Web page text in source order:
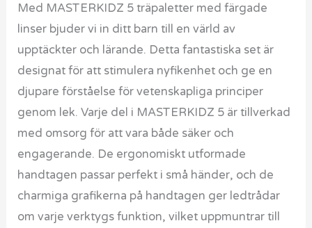
Med MASTERKIDZ 5 träpaletter med färgade
linser bjuder vi in ditt barn till en värld av
upptäckter och lärande. Detta fantastiska set är
designat för att stimulera nyfikenhet och ge en
djupare förståelse för vetenskapliga principer
genom lek. Varje del i MASTERKIDZ 5 är tillverkad
med omsorg för att vara både säker och
engagerande. De ergonomiskt utformade
handtagen passar perfekt i små händer, och de
charmiga grafikerna på handtagen ger ledtrådar
om varje verktygs funktion, vilket uppmuntrar till